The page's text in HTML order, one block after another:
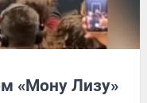
«Мону Лизу»